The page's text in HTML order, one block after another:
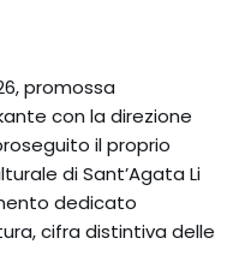
promossa
con la direzione
il proprio
di Sant’Agata Li
dedicato
cifra distintiva delle